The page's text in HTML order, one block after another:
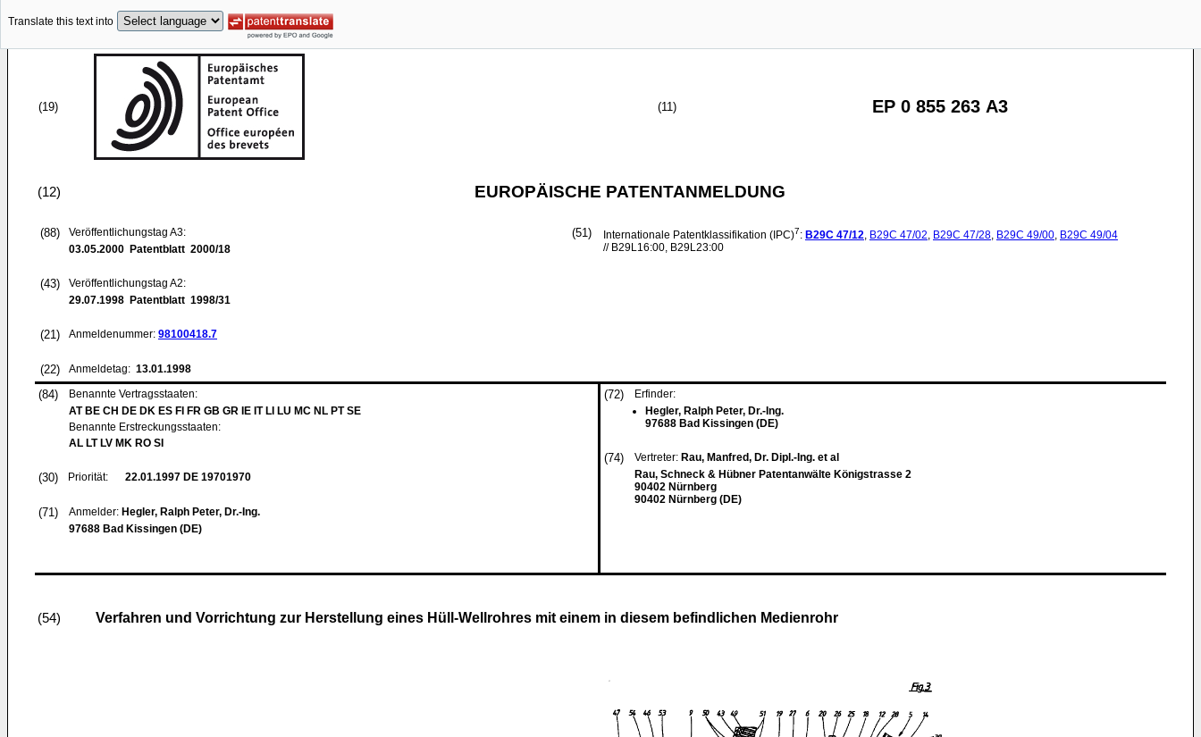
Translate this text into
(19) (11) EP 0 855 263 A3
(12) EUROPÄISCHE PATENTANMELDUNG
(88)
Veröffentlichungstag A3:
03.05.2000 Patentblatt 2000/18
(43)
Veröffentlichungstag A2:
29.07.1998 Patentblatt 1998/31
(21) Anmeldenummer: 98100418.7
(22) Anmeldetag: 13.01.1998
(51) Internationale Patentklassifikation (IPC)7: B29C 47/12, B29C 47/02, B29C 47/28, B29C 49/00, B29C 49/04
// B29L16:00, B29L23:00
(84)
Benannte Vertragsstaaten:
AT BE CH DE DK ES FI FR GB GR IE IT LI LU MC NL PT SE
Benannte Erstreckungsstaaten:
AL LT LV MK RO SI
(30) Priorität: 22.01.1997 DE 19701970
(71) Anmelder: Hegler, Ralph Peter, Dr.-Ing.
97688 Bad Kissingen (DE)
(72)
Erfinder:
Hegler, Ralph Peter, Dr.-Ing.
97688 Bad Kissingen (DE)
(74) Vertreter: Rau, Manfred, Dr. Dipl.-Ing. et al
Rau, Schneck & Hübner Patentanwälte Königstrasse 2
90402 Nürnberg
90402 Nürnberg (DE)
(54) Verfahren und Vorrichtung zur Herstellung eines Hüll-Wellrohres mit einem in diesem befindlichen Medienrohr